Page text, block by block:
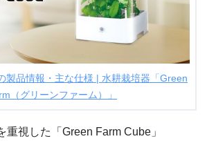
製品情報・主な仕様 | 水耕栽培器「Green
（グリーンファーム）」
重視した「Green Farm Cube」